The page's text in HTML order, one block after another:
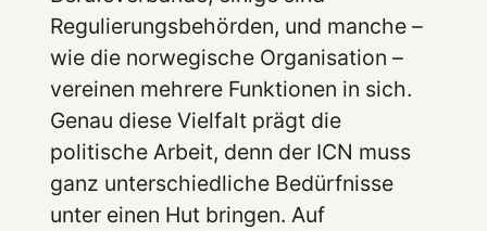
Regulierungsbehörden, und manche –
wie die norwegische Organisation –
vereinen mehrere Funktionen in sich.
Genau diese Vielfalt prägt die
politische Arbeit, denn der ICN muss
ganz unterschiedliche Bedürfnisse
unter einen Hut bringen. Auf